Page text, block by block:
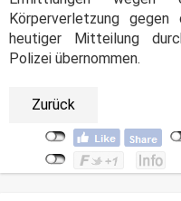
Körperverletzung
heutiger Mitteilung
Polizei übernommen.
Zurück